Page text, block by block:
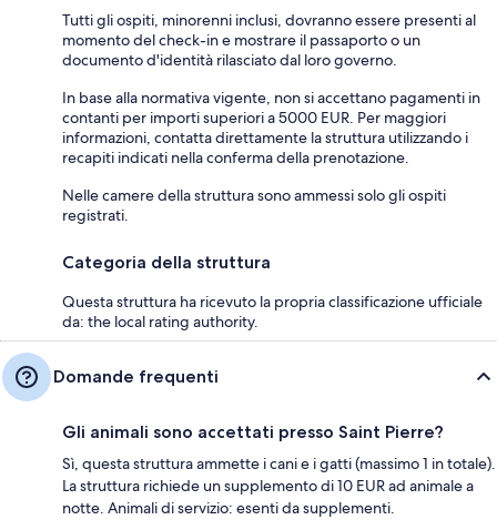
Tutti gli ospiti, minorenni inclusi, dovranno essere presenti al
momento del check-in e mostrare il passaporto o un
documento d'identità rilasciato dal loro governo.
In base alla normativa vigente, non si accettano pagamenti in
contanti per importi superiori a 5000 EUR. Per maggiori
informazioni, contatta direttamente la struttura utilizzando i
recapiti indicati nella conferma della prenotazione.
Nelle camere della struttura sono ammessi solo gli ospiti
registrati.
Categoria della struttura
Questa struttura ha ricevuto la propria classificazione ufficiale
da: the local rating authority.
Domande frequenti
Gli animali sono accettati presso Saint Pierre?
Sì, questa struttura ammette i cani e i gatti (massimo 1 in totale).
La struttura richiede un supplemento di 10 EUR ad animale a
notte. Animali di servizio: esenti da supplementi.